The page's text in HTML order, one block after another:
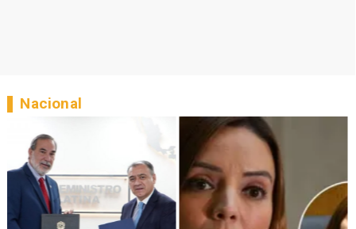
Nacional